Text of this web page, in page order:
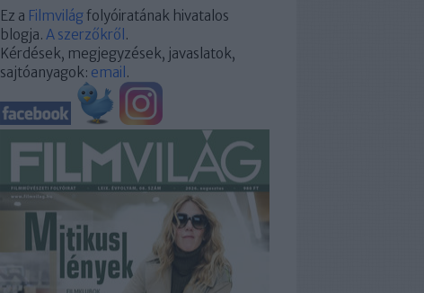
Ez a Filmvilágfolyóiratának hivatalos
blogja. A szerzőkről .
Kérdések, megjegyzések, javaslatok,
sajtóanyagok: email .